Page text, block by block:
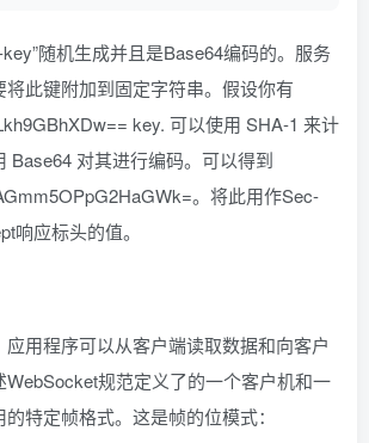
随机生成并且是Base64编码的。服务
此键附加到固定字符串。假设你有
key. 可以使用 SHA-1 来计
Base64 对其进行编码。可以得到
。将此用作Sec-
响应标头的值。
用程序可以从客户端读取数据和向客户
规范定义了的一个客户机和一
特定帧格式。这是帧的位模式：